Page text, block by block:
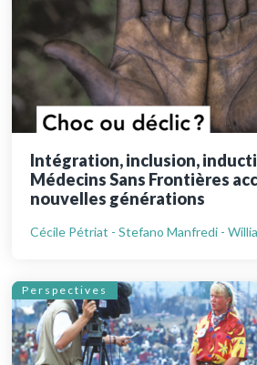
Intégration, inclusion,
Médecins Sans Frontières
nouvelles générations
Cécile Pétriat - Stefano Manfredi -
Perspectives